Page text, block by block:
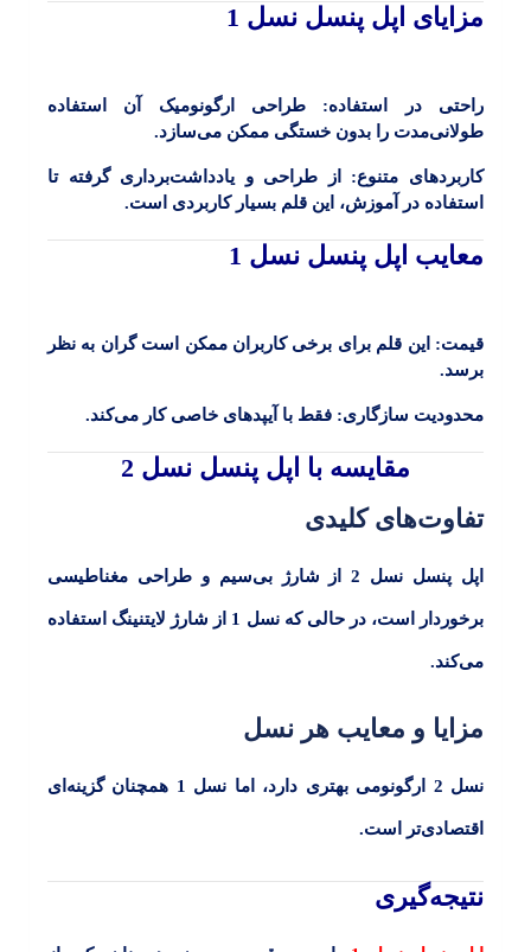
مزایای اپل پنسل نسل 1
راحتی در استفاده: طراحی ارگونومیک آن استفاده
طولانی‌مدت را بدون خستگی ممکن می‌سازد.
کاربردهای متنوع: از طراحی و یادداشت‌برداری گرفته تا
استفاده در آموزش، این قلم بسیار کاربردی است.
معایب اپل پنسل نسل 1
قیمت: این قلم برای برخی کاربران ممکن است گران به نظر
برسد.
محدودیت سازگاری: فقط با آیپدهای خاصی کار می‌کند.
مقایسه با اپل پنسل نسل 2
تفاوت‌های کلیدی
اپل پنسل نسل 2از شارژ بی‌سیم و طراحی مغناطیسی
برخوردار است، در حالی که نسل 1 از شارژ لایتنینگ استفاده
می‌کند.
مزایا و معایب هر نسل
نسل 2 ارگونومی بهتری دارد، اما نسل 1 همچنان گزینه‌ای
اقتصادی‌تر است.
نتیجه‌گیری